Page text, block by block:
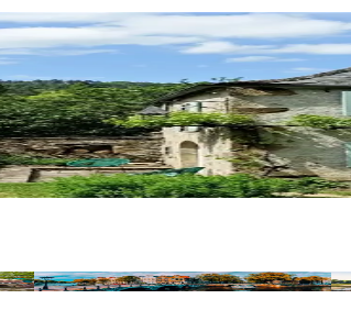
idee per rendere i tuoi viaggi unici, sei nel
che ti mettono in contatto con la cultura
Cosa vedere ad Amsterdam in un weekend